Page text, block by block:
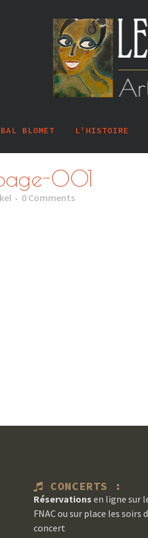
BLOMET L’HISTOIRE
001
0 Comments
CONCERTS :
Réservations en ligne sur
FNAC ou sur place les soirs
concert